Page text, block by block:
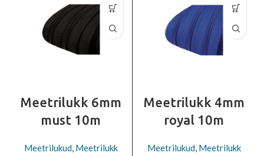
Meetrilukk 6mm
must 10m
Meetrilukud, Meetrilukk
Meetrilukk 4mm
royal 10m
Meetrilukud, Meetrilukk